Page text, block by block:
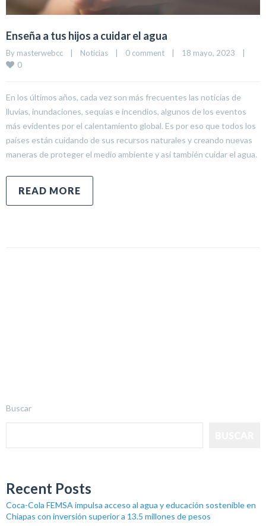
Enseña a tus hijos a cuidar el agua
By masterwebcc | Noticias | 0 comment | 18 mayo, 2023 |
0
En los últimos años, cada vez son más frecuentes las noticias de
lluvias, inundaciones, sequías e incendios, algunos de los eventos
más evidentes por el calentamiento global. Es por eso que todos los
países están cuidando de sus recursos naturales y creando nuevas
maneras de proteger el medio ambiente y así también cuidar el agua.
READ MORE
Buscar
Recent Posts
Coca-Cola FEMSA impulsa acceso al agua y educación sostenible en
Chiapas con inversión superior a 13.5 millones de pesos